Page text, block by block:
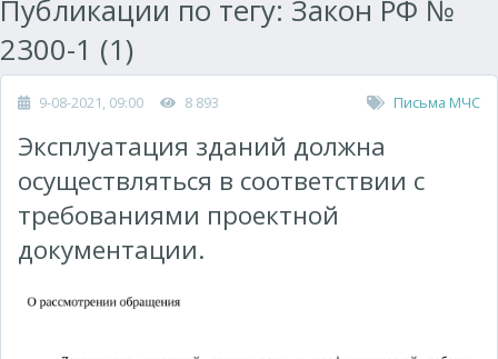
Публикации по тегу: Закон РФ №
2300-1 (1)
9-08-2021, 09:00 8 893 Письма МЧС
Эксплуатация зданий должна
осуществляться в соответствии с
требованиями проектной
документации.